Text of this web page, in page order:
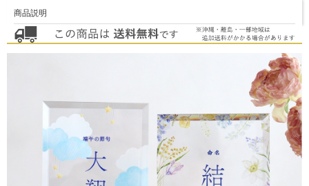
商品説明